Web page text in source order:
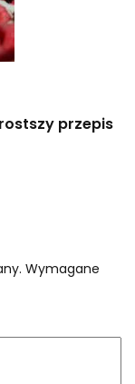
przepis
Wymagane